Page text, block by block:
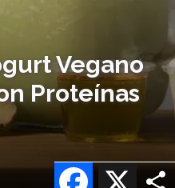
Vegano
Proteínas
X
Facebook